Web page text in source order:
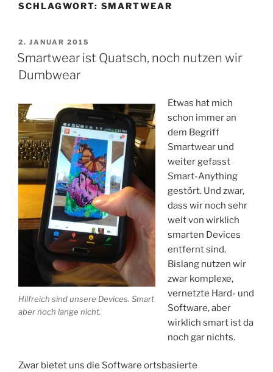
SCHLAGWORT: SMARTWEAR
VERÖFFENTLICHT
AM
2. JANUAR 2015
Smartwear ist Quatsch, noch nutzen wir
Dumbwear
Hilfreich sind unsere Devices. Smart
aber noch lange nicht.
Etwas hat mich
schon immer an
dem Begriff
Smartwear und
weiter gefasst
Smart-Anything
gestört. Und zwar,
dass wir noch sehr
weit von wirklich
smarten Devices
entfernt sind.
Bislang nutzen wir
zwar komplexe,
vernetzte Hard- und
Software, aber
wirklich smart ist da
noch gar nichts.
Zwar bietet uns die Software ortsbasierte